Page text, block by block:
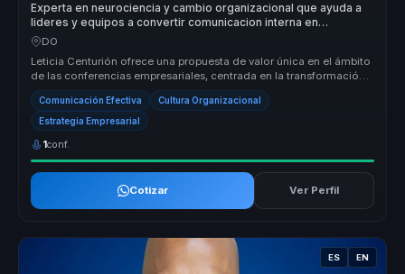
Experta en neurociencia y cambio organizacional que ayuda a
lideres y equipos a convertir comunicacion interna en
cohesion, criterio y ventaja competitiva.
DO
Leticia Centurión ofrece una propuesta de valor única en el ámbito
de las conferencias empresariales, centrada en la transformación
organ...
Comunicación Efectiva Cultura Organizacional
Estrategia Empresarial
1conf.
Cotizar Ver Perfil
ES EN